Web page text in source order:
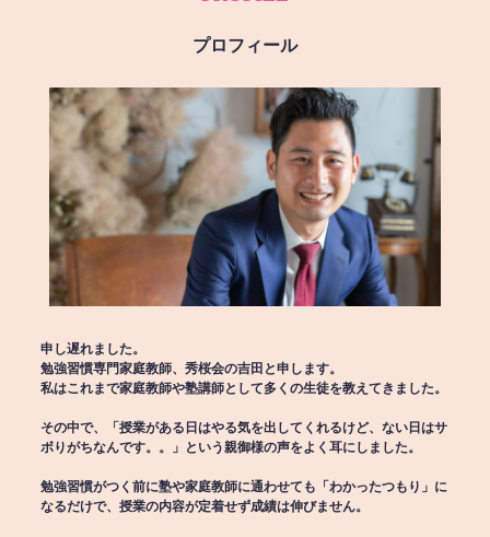
プロフィール
申し遅れました。
勉強習慣専門家庭教師、秀桜会の吉田と申します。
私はこれまで家庭教師や塾講師として多くの生徒を教えてきました。
その中で、「授業がある日はやる気を出してくれるけど、ない日はサ
ボりがちなんです。。」という親御様の声をよく耳にしました。
勉強習慣がつく前に塾や家庭教師に通わせても「わかったつもり」に
なるだけで、授業の内容が定着せず成績は伸びません。